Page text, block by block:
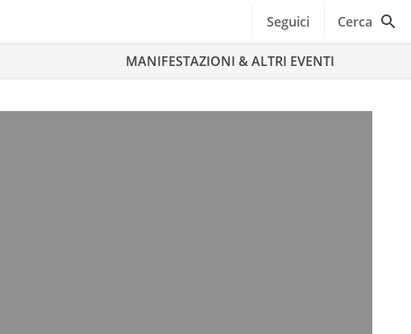
Seguici Cerca
MANIFESTAZIONI & ALTRI EVENTI